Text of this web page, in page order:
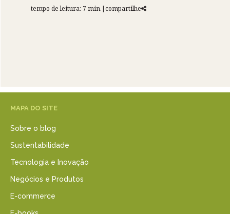
tempo de leitura: 7 min.|compartilhe
MAPA DO SITE
Sobre o blog
Sustentabilidade
Tecnologia e Inovação
Negócios e Produtos
E-commerce